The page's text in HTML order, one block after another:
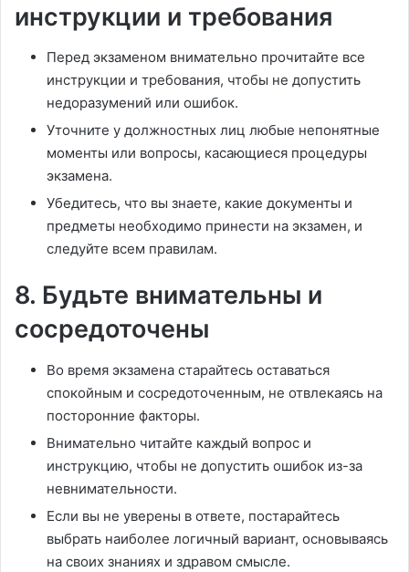
инструкции и требования
Перед экзаменом внимательно прочитайте все
инструкции и требования, чтобы не допустить
недоразумений или ошибок.
Уточните у должностных лиц любые непонятные
моменты или вопросы, касающиеся процедуры
экзамена.
Убедитесь, что вы знаете, какие документы и
предметы необходимо принести на экзамен, и
следуйте всем правилам.
8. Будьте внимательны и
сосредоточены
Во время экзамена старайтесь оставаться
спокойным и сосредоточенным, не отвлекаясь на
посторонние факторы.
Внимательно читайте каждый вопрос и
инструкцию, чтобы не допустить ошибок из-за
невнимательности.
Если вы не уверены в ответе, постарайтесь
выбрать наиболее логичный вариант, основываясь
на своих знаниях и здравом смысле.